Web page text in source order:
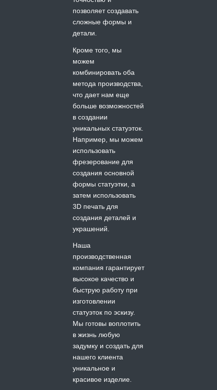
позволяет создавать
сложные формы и
детали.
Кроме того, мы
можем
комбинировать оба
метода производства,
что дает нам еще
больше возможностей
в создании
уникальных статуэток.
Например, мы можем
использовать
фрезерование для
создания основной
формы статуэтки, а
затем использовать
3D печать для
создания деталей и
украшений.
Наша
производственная
компания гарантирует
высокое качество и
быструю работу при
изготовлении
статуэток по эскизу.
Мы готовы воплотить
в жизнь любую
задумку и создать для
нашего клиента
уникальное и
красивое изделие.